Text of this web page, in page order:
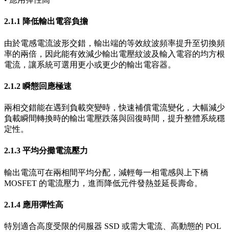
2.1.1 降低輸出電容負擔
由於電感電流波形交錯，輸出端的等效紋波頻率提升至切換頻
率的兩倍，因此能有效減少輸出電壓紋波及輸入電容的均方根
電流，讓系統可選用更小或更少的輸出電容器。
2.1.2 瞬態回應極速
兩相交錯能在遇到負載突變時，快速補償電流變化，大幅減少
負載瞬間轉換時的輸出電壓跌落與回復時間，提升整體系統穩
定性。
2.1.3 平均分攤電流壓力
輸出電流可在兩相間平均分配，減輕每一相電感與上下橋
MOSFET 的電流壓力，進而降低元件發熱並延長壽命。
2.1.4 應用彈性高
特別適合高度受限的伺服器 SSD 或需大電流、高動態的 POL